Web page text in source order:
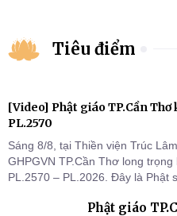
Tiêu điểm
[Video] Phật giáo TP.Cần
PL.2570
Sáng 8/8, tại Thiền viện Trúc
GHPGVN TP.Cần Thơ long
PL.2570 – PL.2026. Đây là Phật
thứ I, thể hiện sự quan tâm đối
Phật giáo